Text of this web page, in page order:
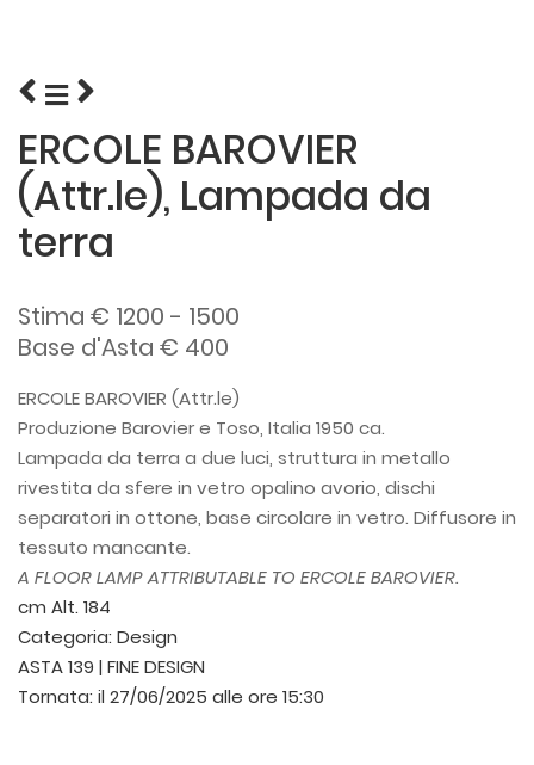
ERCOLE BAROVIER
(Attr.le), Lampada da
terra
Stima € 1200 - 1500
Base d'Asta € 400
ERCOLE BAROVIER (Attr.le)
Produzione Barovier e Toso, Italia 1950 ca.
Lampada da terra a due luci, struttura in metallo
rivestita da sfere in vetro opalino avorio, dischi
separatori in ottone, base circolare in vetro. Diffusore in
tessuto mancante.
A FLOOR LAMP ATTRIBUTABLE TO ERCOLE BAROVIER.
cm Alt. 184
Categoria: Design
ASTA 139 | FINE DESIGN
Tornata: il 27/06/2025 alle ore 15:30